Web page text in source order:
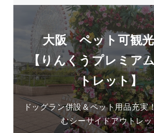
大阪 ペット可観
【りんくうプレミア
トレット】
ドッグラン併設＆ペット用品充実
むシーサイドアウトレ